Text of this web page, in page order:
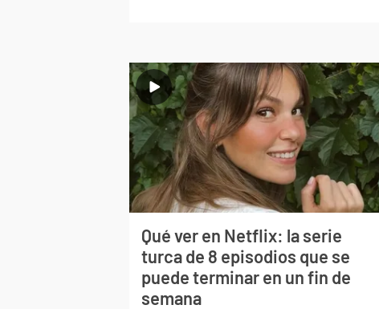
Qué ver en Netflix: la serie
turca de 8 episodios que se
puede terminar en un fin de
semana